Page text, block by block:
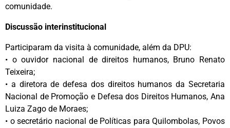
comunidade.
Discussão interinstitucional
Participaram da visita à comunidade, além da DPU:
• o ouvidor nacional de direitos humanos, Bruno Renato
Teixeira;
• a diretora de defesa dos direitos humanos da Secretaria
Nacional de Promoção e Defesa dos Direitos Humanos, Ana
Luiza Zago de Moraes;
• o secretário nacional de Políticas para Quilombolas, Povos